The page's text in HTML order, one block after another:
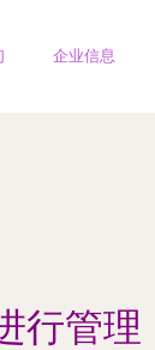
企业信息
行管理